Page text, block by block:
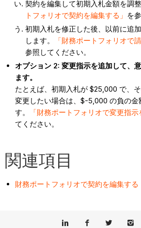
契約を編集して初期入札金額を調整
トフォリオで契約を編集する」 を
初期入札を修正した後、以前に追
します。
「財務ポートフォリオで
参照してください。
オプション 2: 変更指示を追加して、
ます。
たとえば、初期入札が $25,000 で、
変更したい場合は、$-5,000 の負の金
す。
「財務ポートフォリオで変更指示
てください。
関連項目
財務ポートフォリオで契約を編集する